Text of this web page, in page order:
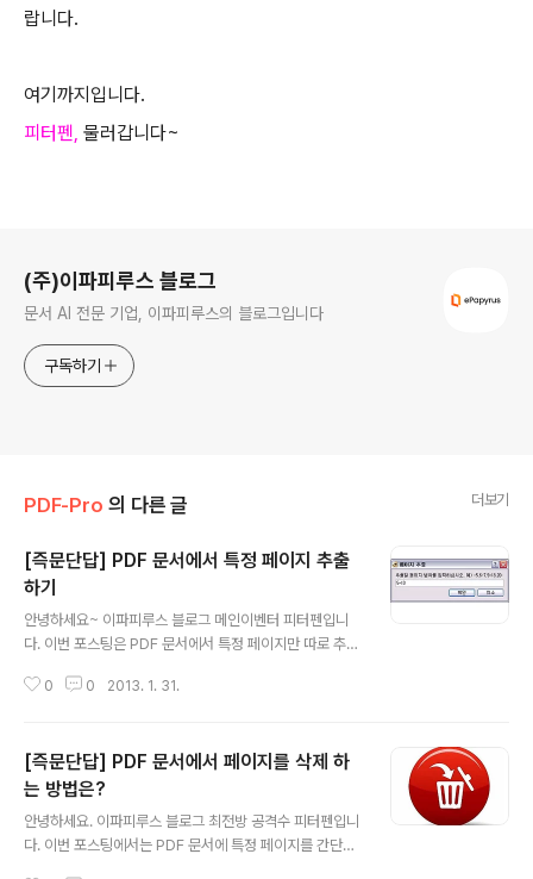
랍니다.
여기까지입니다.
피터펜, 물러갑니다~
(주)이파피루스 블로그
문서 AI 전문 기업, 이파피루스의 블로그입니다
구독하기
PDF-Pro 의 다른 글 더보기
[즉문단답] PDF 문서에서 특정 페이지 추출
하기
안녕하세요~ 이파피루스 블로그 메인이벤터 피터펜입니
다. 이번 포스팅은 PDF 문서에서 특정 페이지만 따로 추출
펜 스타일을 보시면 알겠지만 간편하고 쉽게 알려드릴테니
5로 활짝 열어주세요. 그런 다음 PDF-Pro 5 프로그램 창
위에 있는 [문서] 메뉴를 클릭하고, 하위 메뉴 중에 [페이지
추출(E)...]을 클릭합니다. 제 정신으로 정상적으로 했다면
아래 그림과 같은 창이 뜹니다. 뭘 하는 창인지 단번에 느낌
이 옵니다. 느낌이 안오면 창에 써 있는 설명글을 읽으시기
0 0 2013. 1. 31.
[즉문단답] PDF 문서에서 페이지를 삭제 하
는 방법은?
안녕하세요. 이파피루스 블로그 최전방 공격수 피터펜입니
다. 이번 포스팅에서는 PDF 문서에 특정 페이지를 간단하